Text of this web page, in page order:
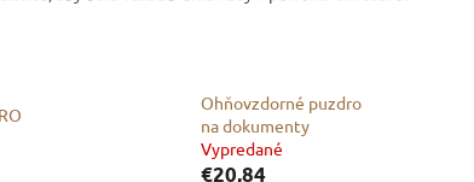
Ohňovzdorné puzdro
na dokumenty
Vypredané
€20,84